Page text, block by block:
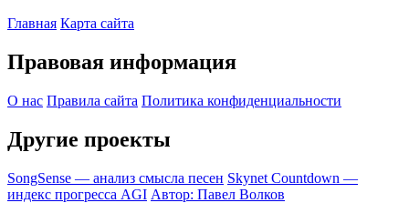
Главная Карта сайта
Правовая информация
О нас Правила сайта Политика конфиденциальности
Другие проекты
SongSense — анализ смысла песен Skynet Countdown —
индекс прогресса AGI Автор: Павел Волков